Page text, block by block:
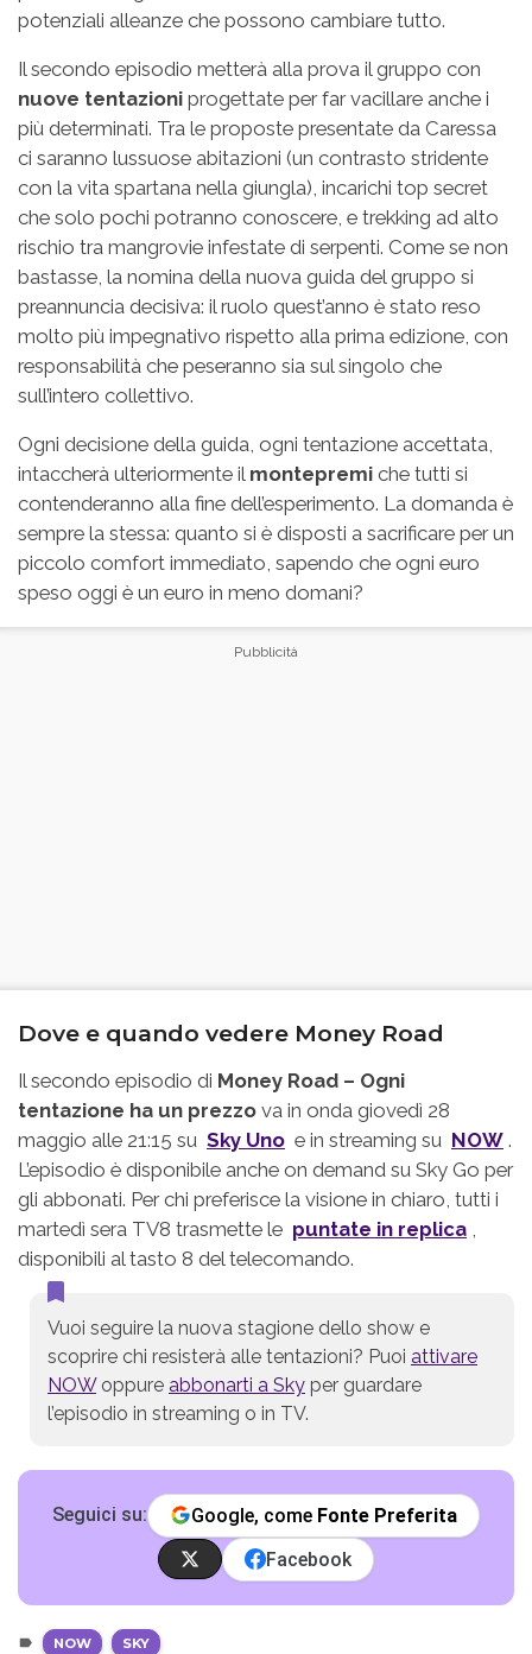
potenziali alleanze che possono cambiare tutto.
Il secondo episodio metterà alla prova il gruppo con
nuove tentazioni progettate per far vacillare anche i
più determinati. Tra le proposte presentate da Caressa
ci saranno lussuose abitazioni (un contrasto stridente
con la vita spartana nella giungla), incarichi top secret
che solo pochi potranno conoscere, e trekking ad alto
rischio tra mangrovie infestate di serpenti. Come se non
bastasse, la nomina della nuova guida del gruppo si
preannuncia decisiva: il ruolo quest’anno è stato reso
molto più impegnativo rispetto alla prima edizione, con
responsabilità che peseranno sia sul singolo che
sull’intero collettivo.
Ogni decisione della guida, ogni tentazione accettata,
intaccherà ulteriormente il montepremi che tutti si
contenderanno alla fine dell’esperimento. La domanda è
sempre la stessa: quanto si è disposti a sacrificare per un
piccolo comfort immediato, sapendo che ogni euro
speso oggi è un euro in meno domani?
Dove e quando vedere Money Road
Il secondo episodio di Money Road – Ogni
tentazione ha un prezzo va in onda giovedì 28
maggio alle 21:15 su Sky Uno e in streaming su NOW .
L’episodio è disponibile anche on demand su Sky Go per
gli abbonati. Per chi preferisce la visione in chiaro, tutti i
martedì sera TV8 trasmette le puntate in replica
disponibili al tasto 8 del telecomando.
Vuoi seguire la nuova stagione dello show e
scoprire chi resisterà alle tentazioni? Puoi attivare
NOWoppure abbonarti a Sky per guardare
l’episodio in streaming o in TV.
Seguici su: Google, come Fonte Preferita
Facebook
NOW SKY